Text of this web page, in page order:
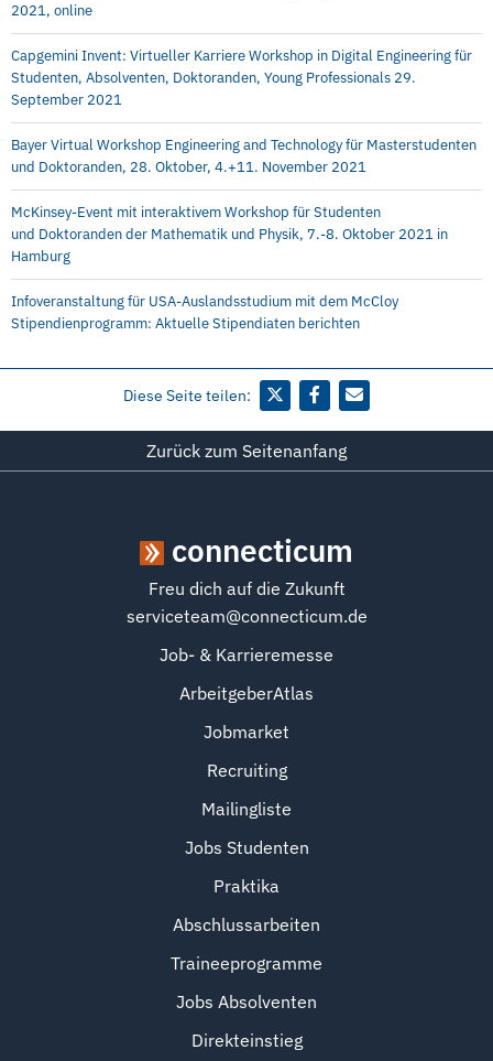
2021, online
Capgemini Invent: Virtueller Karriere Workshop in Digital Engineering für
Studenten, Absolventen, Doktoranden, Young Professionals 29.
September 2021
Bayer Virtual Workshop Engineering and Technology für Masterstudenten
und Doktoranden, 28. Oktober, 4.+11. November 2021
McKinsey-Event mit interaktivem Workshop für Studenten
und Doktoranden der Mathematik und Physik, 7.-8. Oktober 2021 in
Hamburg
Infoveranstaltung für USA-Auslandsstudium mit dem McCloy
Stipendienprogramm: Aktuelle Stipendiaten berichten
Diese Seite teilen:
Zurück zum Seitenanfang
connecticum
Freu dich auf die Zukunft
serviceteam@connecticum.de
Job- & Karrieremesse
ArbeitgeberAtlas
Jobmarket
Recruiting
Mailingliste
Jobs Studenten
Praktika
Abschlussarbeiten
Traineeprogramme
Jobs Absolventen
Direkteinstieg